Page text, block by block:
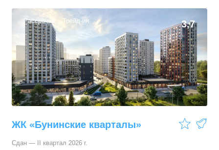
Рассрочка Трейд-ин 3,7
ЖК «Бунинские кварталы»
Сдан — II квартал 2026 г.